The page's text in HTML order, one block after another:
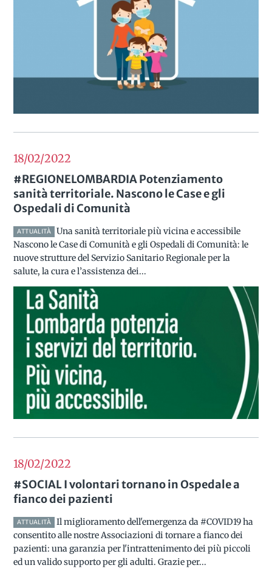
18/022022
#REGIONELOMBARDIA Potenziamento
sanità territoriale. Nascono le Case e gli
Ospedali di Comunità
ATTUALITÀ
Una sanità territoriale più vicina e accessibile
Nascono le Case di Comunità e gli Ospedali di Comunità: le
nuove strutture del Servizio Sanitario Regionale per la
salute, la cura e l’assistenza dei...
18/022022
#SOCIAL I volontari tornano in Ospedale a
fianco dei pazienti
ATTUALITÀ
Il miglioramento dell'emergenza da #COVID19 ha
consentito alle nostre Associazioni di tornare a fianco dei
pazienti: una garanzia per l'intrattenimento dei più piccoli
ed un valido supporto per gli adulti. Grazie per...